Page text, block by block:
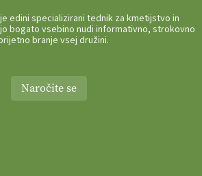
edini specializirani tednik za kmetijstvo in
bogato vsebino nudi informativno, strokovno
branje vsej družini.
Naročite se